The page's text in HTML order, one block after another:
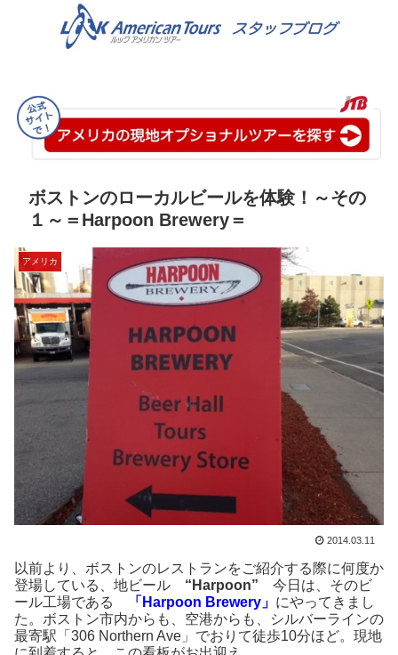
ボストンのローカルビールを体験！～その
１～＝Harpoon Brewery＝
アメリカ
2014.03.11
以前より、ボストンのレストランをご紹介する際に何度か
登場している、地ビール “Harpoon” 今日は、そのビ
ール工場である
「Harpoon Brewery」 にやってきまし
た。ボストン市内からも、空港からも、シルバーラインの
最寄駅「306 Northern Ave」でおりて徒歩10分ほど。現地